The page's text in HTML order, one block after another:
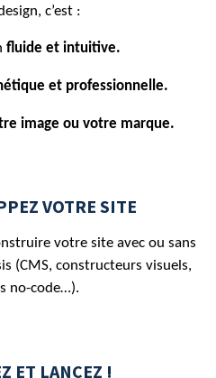
c’est :
fluide et intuitive.
et professionnelle.
image ou votre marque.
VOTRE SITE
votre site avec ou sans
(CMS, constructeurs visuels,
no-code…).
ET LANCEZ !